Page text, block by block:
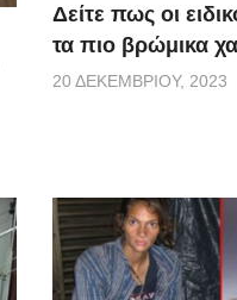
Δείτε πως οι
τα πιο βρώμικα
20 ΔΕΚΕΜΒΡΊΟΥ, 2023